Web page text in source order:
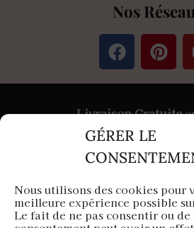
GÉRER LE
Nous utilisons des cookies pour
meilleure expérience possible
Le fait de ne pas consentir ou
Nos
Livraison Gratuite
PaiementSécurisépar
Aura Capillaire est une